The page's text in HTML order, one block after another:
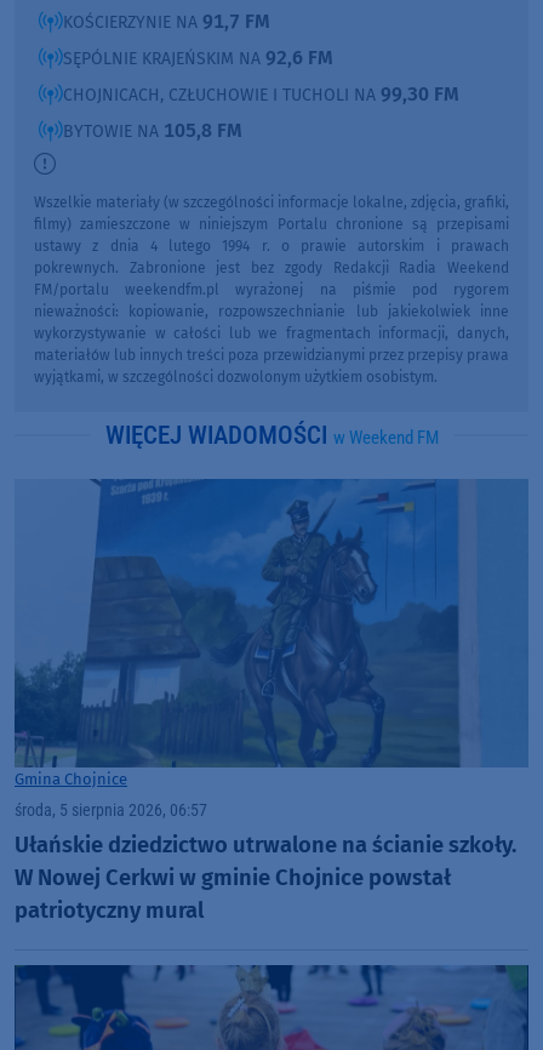
KOŚCIERZYNIE NA 91,7 FM
SĘPÓLNIE KRAJEŃSKIM NA 92,6 FM
CHOJNICACH, CZŁUCHOWIE I TUCHOLI NA 99,30 FM
BYTOWIE NA 105,8 FM
Wszelkie materiały (w szczególności informacje lokalne, zdjęcia, grafiki,
filmy) zamieszczone w niniejszym Portalu chronione są przepisami
ustawy z dnia 4 lutego 1994 r. o prawie autorskim i prawach
pokrewnych. Zabronione jest bez zgody Redakcji Radia Weekend
FM/portalu weekendfm.pl wyrażonej na piśmie pod rygorem
nieważności: kopiowanie, rozpowszechnianie lub jakiekolwiek inne
wykorzystywanie w całości lub we fragmentach informacji, danych,
materiałów lub innych treści poza przewidzianymi przez przepisy prawa
wyjątkami, w szczególności dozwolonym użytkiem osobistym.
WIĘCEJ WIADOMOŚCI w Weekend FM
Gmina Chojnice
środa, 5 sierpnia 2026, 06:57
Ułańskie dziedzictwo utrwalone na ścianie szkoły.
W Nowej Cerkwi w gminie Chojnice powstał
patriotyczny mural